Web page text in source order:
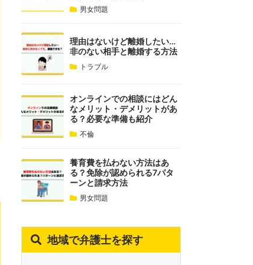
男女問題
理由はないけど離婚したい…
非のない相手と離婚する方法
トラブル
オンラインでの相談にはどん
なメリット・デメリットがあ
る？必要な準備も紹介
不倫
養育費を払わない方法はあ
る？免除が認められる7パタ
ーンと請求方法
男女問題
地域で弁護士を探す